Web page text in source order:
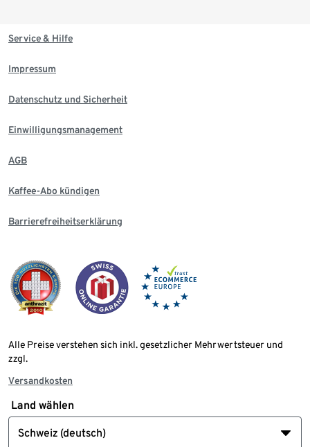
Service & Hilfe
Impressum
Datenschutz und Sicherheit
Einwilligungsmanagement
AGB
Kaffee-Abo kündigen
Barrierefreiheitserklärung
Alle Preise verstehen sich inkl. gesetzlicher Mehrwertsteuer und
zzgl.
Versandkosten
Land wählen
Schweiz (deutsch)